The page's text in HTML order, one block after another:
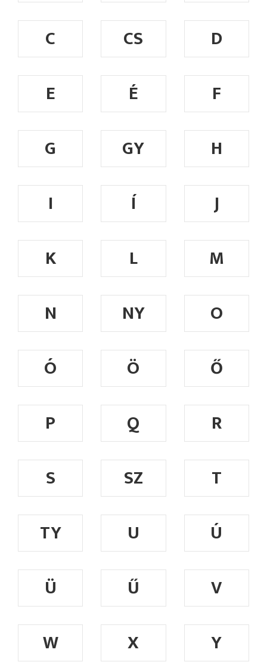
C
CS
D
E
É
F
G
GY
H
I
Í
J
K
L
M
N
NY
O
Ó
Ö
Ő
P
Q
R
S
SZ
T
TY
U
Ú
Ü
Ű
V
W
X Y